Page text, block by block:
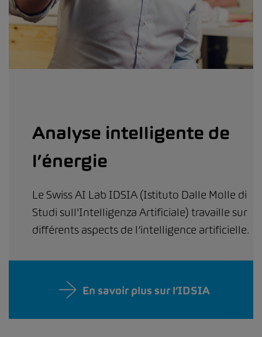
Analyse intelligente de
l’énergie
Le Swiss AI Lab IDSIA (Istituto Dalle Molle di
Studi sull'Intelligenza Artificiale) travaille sur
différents aspects de l’intelligence artificielle.
En savoir plus sur l’IDSIA